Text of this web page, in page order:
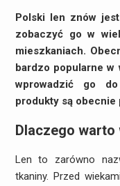
Polski len znów
zobaczyć go w
mieszkaniach.
bardzo popularne w
wprowadzić go
produkty są obecnie
Dlaczego warto
Len to zarówno
tkaniny. Przed